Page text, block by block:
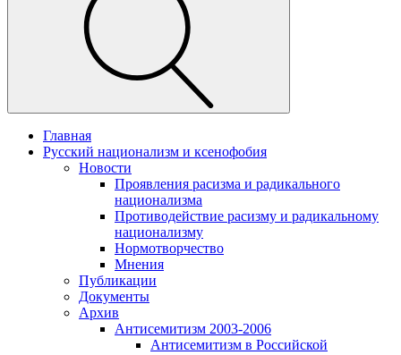
Главная
Русский национализм и ксенофобия
Новости
Проявления расизма и радикального
национализма
Противодействие расизму и радикальному
национализму
Нормотворчество
Мнения
Публикации
Документы
Архив
Антисемитизм 2003-2006
Антисемитизм в Российской